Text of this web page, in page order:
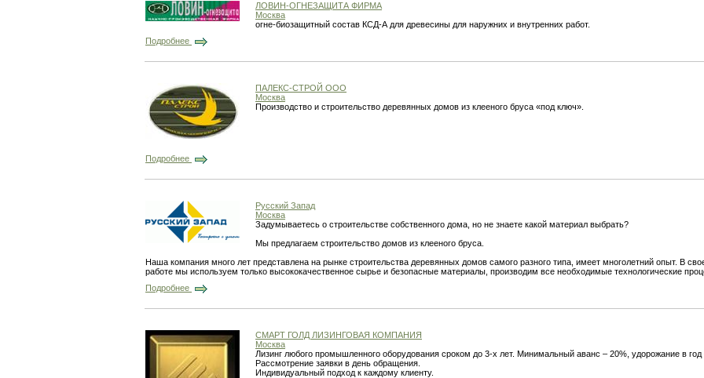
ЛОВИН-ОГНЕЗАЩИТА ФИРМА
Москва
огне-биозащитный состав КСД-А для древесины для наружних и внутренних работ.
Подробнее
ПАЛЕКС-СТРОЙ ООО
Москва
Производство и строительство деревянных домов из клееного бруса «под ключ».
Подробнее
Русский Запад
Москва
Задумываетесь о строительстве собственного дома, но не знаете какой материал выбрать?
Мы предлагаем строительство домов из клееного бруса.
Наша компания много лет представлена на рынке строительства деревянных домов самого разного типа, имеет многолетний опыт. В
работе мы используем только высококачественное сырье и безопасные материалы, производим все необходимые технологические
Подробнее
СМАРТ ГОЛД ЛИЗИНГОВАЯ КОМПАНИЯ
Москва
Лизинг любого промышленного оборудования сроком до 3-х лет. Минимальный аванс – 20%, удорожание в год
Рассмотрение заявки в день обращения.
Индивидуальный подход к каждому клиенту.